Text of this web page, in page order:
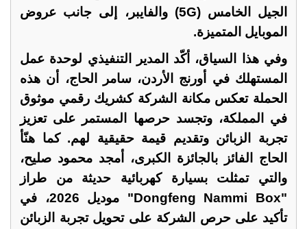
الجيل الخامس (5G) والفايبر، إلى جانب عروض
الموبايل المتميزة.
وفي هذا السياق، أكّد المدير التنفيذي لوحدة عمل
المستهلك في أورنج الأردن، سامر الحاج، أن هذه
الحملة تعكس مكانة الشركة كشريك رقمي موثوق
في المملكة، وتجسد حرصها المستمر على تعزيز
تجربة الزبائن وتقديم قيمة حقيقية لهم. كما هنّأ
الحاج الفائز بالجائزة الكبرى، أمجد محمود صليح،
والتي تمثلت بسيارة كهربائية حديثة من طراز
"
Dongfeng Nammi Box
" موديل 2026، في
تأكيد على حرص الشركة على تحويل تجربة الزبائن